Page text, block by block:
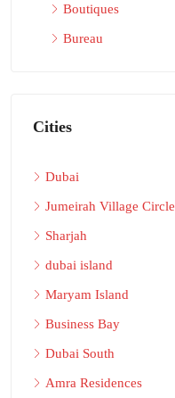
Boutiques
Bureau
Cities
Dubai
Jumeirah Village Circle
Sharjah
dubai island
Maryam Island
Business Bay
Dubai South
Amra Residences